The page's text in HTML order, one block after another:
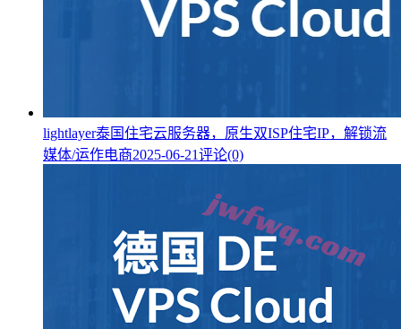
lightlayer泰国住宅云服务器，原生双ISP住宅IP，解锁流
媒体/运作电商2025-06-21评论(0)